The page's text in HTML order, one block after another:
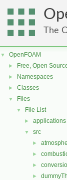
The
▼ OpenFOAM
► Free, Open
► Namespaces
► Classes
▼ Files
▼ File List
► applications
▼ src
►
►
►
►